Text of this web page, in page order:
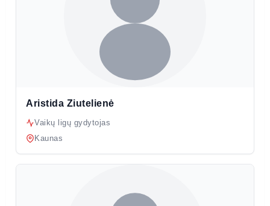
Aristida Ziutelienė
Vaikų ligų gydytojas
Kaunas